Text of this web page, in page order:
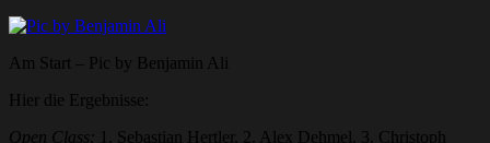
Am Start – Pic by Benjamin Ali
Hier die Ergebnisse:
Open Class: 1. Sebastian Hertler, 2. Alex Dehmel, 3. Christoph